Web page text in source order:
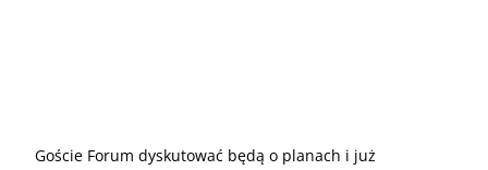
Goście Forum dyskutować będą o planach i już